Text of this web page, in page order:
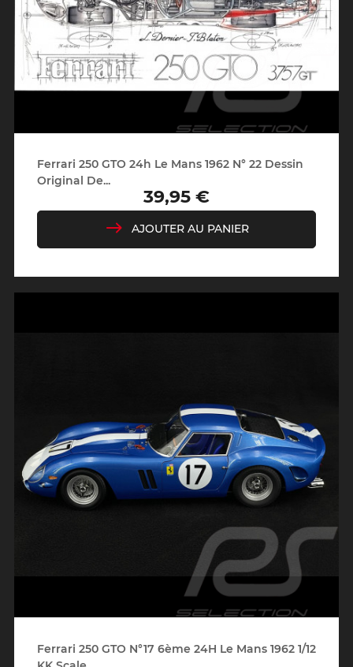
Ferrari 250 GTO 24h Le Mans 1962 N° 22 Dessin
Original De...
Prix
39,95 €
AJOUTER AU PANIER
Ferrari 250 GTO N°17 6ème 24H Le Mans 1962 1/12